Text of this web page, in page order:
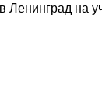
Ленинград на